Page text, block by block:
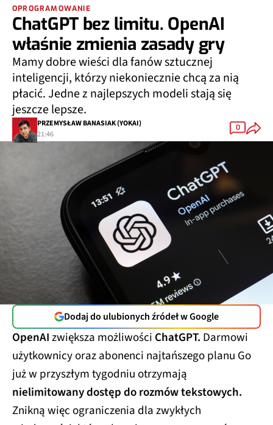
OPROGRAMOWANIE
ChatGPT bez limitu. OpenAI
właśnie zmienia zasady gry
Mamy dobre wieści dla fanów sztucznej
inteligencji, którzy niekoniecznie chcą za nią
płacić. Jedne z najlepszych modeli stają się
jeszcze lepsze.
PRZEMYSŁAW BANASIAK (YOKAI)
21:46
0
Dodaj do ulubionych źródeł w Google
OpenAIzwiększa możliwości ChatGPT. Darmowi
użytkownicy oraz abonenci najtańszego planu Go
już w przyszłym tygodniu otrzymają
nielimitowany dostęp do rozmów tekstowych.
Znikną więc ograniczenia dla zwykłych